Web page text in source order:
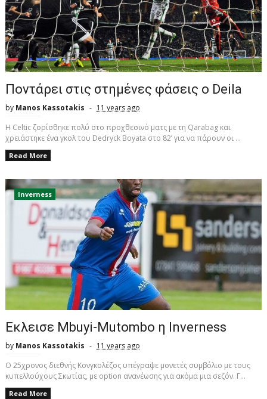
Ποντάρει στις στημένες φάσεις ο Deila
by Manos Kassotakis
11 years ago
Η Celtic ζορίσθηκε πολύ στο προχθεσινό ματς με τη Qarabag και
χρειάστηκε ένα γκολ του Dedryck Boyata στο 82’ για να πάρουν οι ...
Read More
Inverness
Εκλεισε Mbuyi-Mutombo η Inverness
by Manos Kassotakis
11 years ago
O 25χρονος διεθνής Κονγκολέζος υπέγραψε μονετές συμβόλιο με τους
κυπελλούχους Σκωτίας, με option ανανέωσης για ακόμα μια σεζόν. Γ...
Read More